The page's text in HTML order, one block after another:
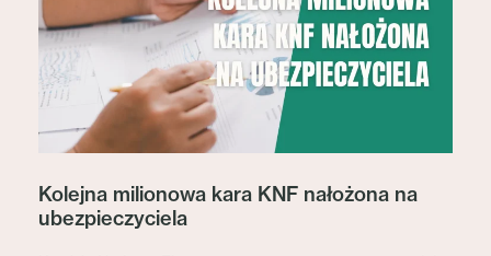
Kolejna milionowa kara KNF nałożona na
ubezpieczyciela